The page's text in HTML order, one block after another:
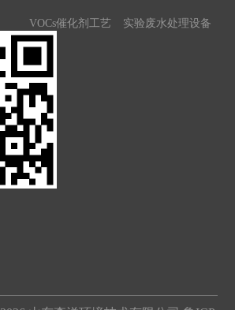
VOCs催化剂工艺 实验废水处理设备